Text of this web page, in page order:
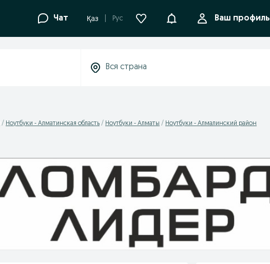
Чат Қаз Рус УведомленияВаш профиль
Ноутбуки - Алматинская область Ноутбуки - Алматы Ноутбуки - Алмалинский район